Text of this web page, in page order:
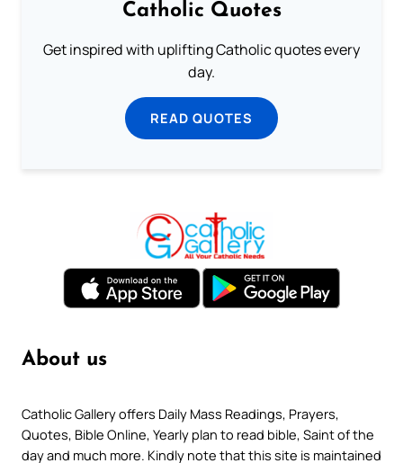
Catholic Quotes
Get inspired with uplifting Catholic quotes every
day.
READ QUOTES
About us
Catholic Gallery offers Daily Mass Readings, Prayers,
Quotes, Bible Online, Yearly plan to read bible, Saint of the
day and much more. Kindly note that this site is maintained